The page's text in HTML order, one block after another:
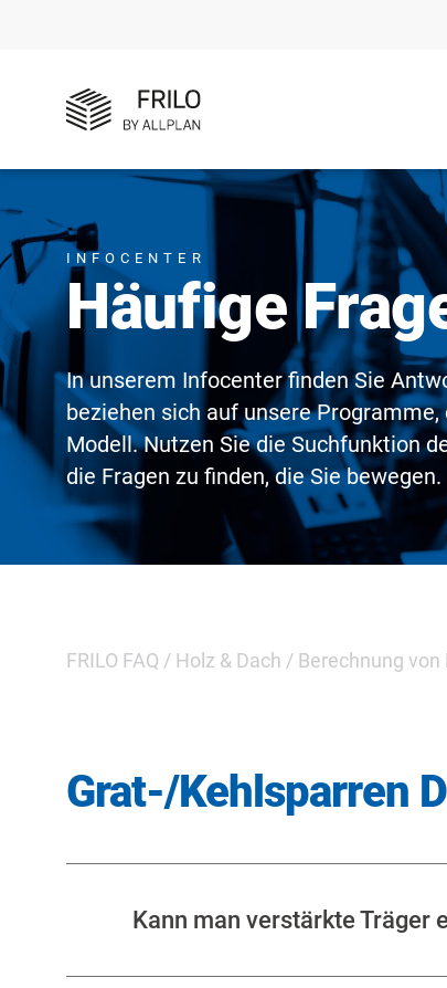
INFOCENTER
Häufige
In unserem Infocenter finden Sie
beziehen sich auf unsere
Modell. Nutzen Sie die Suchfunktion
die Fragen zu finden, die Sie bewegen.
FRILO FAQ / Holz & Dach / Berechnung von
Grat-/Kehlsparren
Kann man verstärkte Träger